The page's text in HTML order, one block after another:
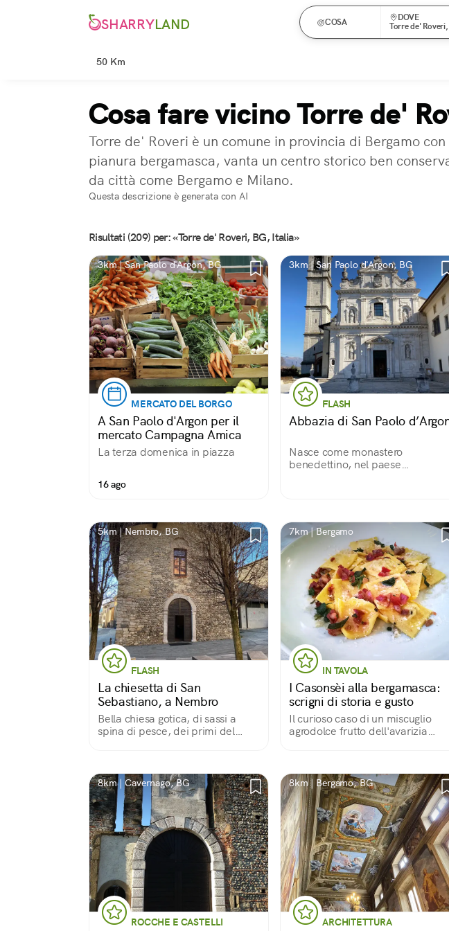
SHARRYLAND COSA
DOVE
Torre de'
50 Km
Cosa fare vicino Torre de'
Torre de' Roveri è un comune in provincia di Bergamo
pianura bergamasca, vanta un centro storico ben
da città come Bergamo e Milano.
Questa descrizione è generata con AI
Risultati (209) per: «Torre de' Roveri, BG, Italia»
3km | San Paolo d'Argon, BG
MERCATO DEL BORGO
A San Paolo d'Argon per il
mercato Campagna Amica
La terza domenica in piazza
16 ago
3km | San Paolo d'Argon, BG
FLASH
Abbazia di San Paolo
Nasce come monastero
benedettino, nel paese
Capitolo, il Refettorio e la chiesa.
5km | Nembro, BG
FLASH
La chiesetta di San
Sebastiano, a Nembro
Bella chiesa gotica, di sassi a
spina di pesce, dei primi del
Antonio Marinoni.
7km | Bergamo
IN TAVOLA
I Casonsèi alla bergamasca:
scrigni di storia e gusto
Il curioso caso di un miscuglio
agrodolce frutto dell'avarizia
8km | Cavernago, BG
ROCCHE E CASTELLI
8km | Bergamo, BG
ARCHITETTURA